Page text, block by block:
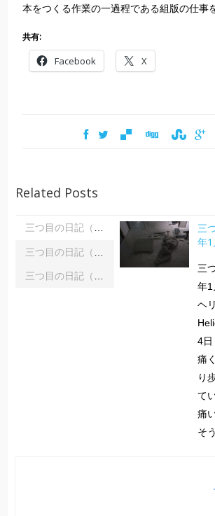
本をつくる作業の一過程である組版の仕事
共有:
Facebook X
Related Posts
三つ目の日記（2026年1月）｜言水ヘリオ
三
年
三
年
ヘ
4日
痛
り
て
痛
そ